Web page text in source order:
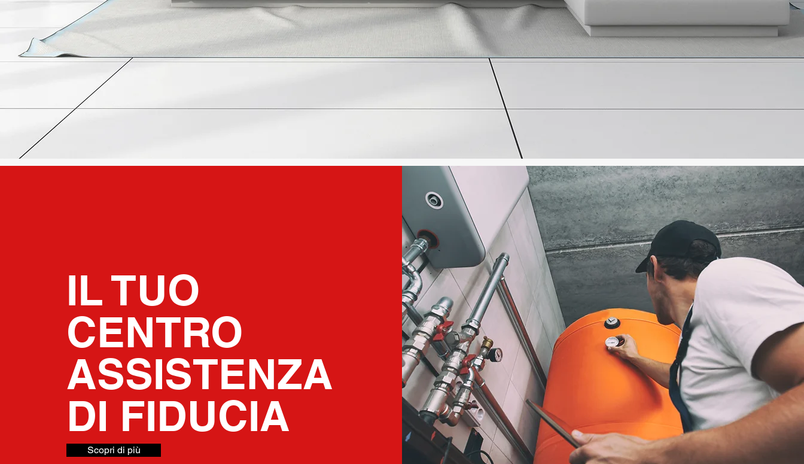
IL TUO
CENTRO
ASSISTENZA
DI FIDUCIA
Scopri di più